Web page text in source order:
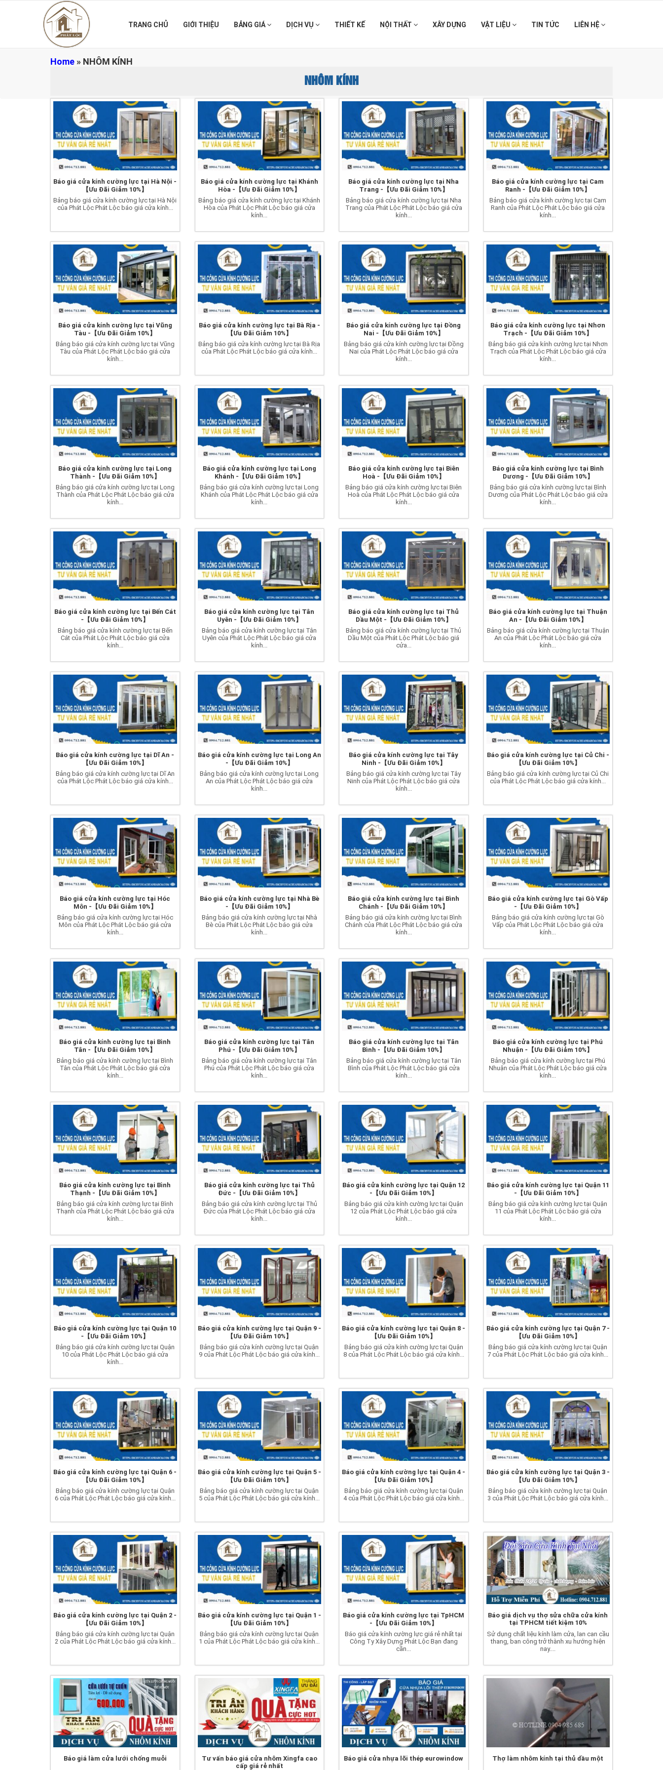
TRANG CHỦ GIỚI THIỆU BẢNG GIÁ DỊCH VỤ THIẾT KẾ NỘI THẤT XÂY DỰNG VẬT LIỆU TIN TỨC LIÊN HỆ
Home » NHÔM KÍNH
NHÔM KÍNH
Báo giá cửa kính cường lực tại Hà Nội -
【Ưu Đãi Giảm 10%】
Bảng báo giá cửa kính cường lực tại Hà Nội
của Phát Lộc Phát Lộc báo giá cửa kính...
Báo giá cửa kính cường lực tại Khánh
Hòa -【Ưu Đãi Giảm 10%】
Bảng báo giá cửa kính cường lực tại Khánh
Hòa của Phát Lộc Phát Lộc báo giá cửa
kính...
Báo giá cửa kính cường lực tại Nha
Trang -【Ưu Đãi Giảm 10%】
Bảng báo giá cửa kính cường lực tại Nha
Trang của Phát Lộc Phát Lộc báo giá cửa
kính...
Báo giá cửa kính cường lực tại Cam
Ranh -【Ưu Đãi Giảm 10%】
Bảng báo giá cửa kính cường lực tại Cam
Ranh của Phát Lộc Phát Lộc báo giá cửa
kính...
Báo giá cửa kính cường lực tại Vũng
Tàu -【Ưu Đãi Giảm 10%】
Bảng báo giá cửa kính cường lực tại Vũng
Tàu của Phát Lộc Phát Lộc báo giá cửa
kính...
Báo giá cửa kính cường lực tại Bà Rịa -
【Ưu Đãi Giảm 10%】
Bảng báo giá cửa kính cường lực tại Bà Rịa
của Phát Lộc Phát Lộc báo giá cửa kính...
Báo giá cửa kính cường lực tại Đồng
Nai -【Ưu Đãi Giảm 10%】
Bảng báo giá cửa kính cường lực tại Đồng
Nai của Phát Lộc Phát Lộc báo giá cửa
kính...
Báo giá cửa kính cường lực tại Nhơn
Trạch -【Ưu Đãi Giảm 10%】
Bảng báo giá cửa kính cường lực tại Nhơn
Trạch của Phát Lộc Phát Lộc báo giá cửa
kính...
Báo giá cửa kính cường lực tại Long
Thành -【Ưu Đãi Giảm 10%】
Bảng báo giá cửa kính cường lực tại Long
Thành của Phát Lộc Phát Lộc báo giá cửa
kính...
Báo giá cửa kính cường lực tại Long
Khánh -【Ưu Đãi Giảm 10%】
Bảng báo giá cửa kính cường lực tại Long
Khánh của Phát Lộc Phát Lộc báo giá cửa
kính...
Báo giá cửa kính cường lực tại Biên
Hoà -【Ưu Đãi Giảm 10%】
Bảng báo giá cửa kính cường lực tại Biên
Hoà của Phát Lộc Phát Lộc báo giá cửa
kính...
Báo giá cửa kính cường lực tại Bình
Dương -【Ưu Đãi Giảm 10%】
Bảng báo giá cửa kính cường lực tại Bình
Dương của Phát Lộc Phát Lộc báo giá cửa
kính...
Báo giá cửa kính cường lực tại Bến Cát
-【Ưu Đãi Giảm 10%】
Bảng báo giá cửa kính cường lực tại Bến
Cát của Phát Lộc Phát Lộc báo giá cửa
kính...
Báo giá cửa kính cường lực tại Tân
Uyên -【Ưu Đãi Giảm 10%】
Bảng báo giá cửa kính cường lực tại Tân
Uyên của Phát Lộc Phát Lộc báo giá cửa
kính...
Báo giá cửa kính cường lực tại Thủ
Dầu Một -【Ưu Đãi Giảm 10%】
Bảng báo giá cửa kính cường lực tại Thủ
Dầu Một của Phát Lộc Phát Lộc báo giá
cửa...
Báo giá cửa kính cường lực tại Thuận
An -【Ưu Đãi Giảm 10%】
Bảng báo giá cửa kính cường lực tại Thuận
An của Phát Lộc Phát Lộc báo giá cửa
kính...
Báo giá cửa kính cường lực tại Dĩ An -
【Ưu Đãi Giảm 10%】
Bảng báo giá cửa kính cường lực tại Dĩ An
của Phát Lộc Phát Lộc báo giá cửa kính...
Báo giá cửa kính cường lực tại Long An
-【Ưu Đãi Giảm 10%】
Bảng báo giá cửa kính cường lực tại Long
An của Phát Lộc Phát Lộc báo giá cửa
kính...
Báo giá cửa kính cường lực tại Tây
Ninh -【Ưu Đãi Giảm 10%】
Bảng báo giá cửa kính cường lực tại Tây
Ninh của Phát Lộc Phát Lộc báo giá cửa
kính...
Báo giá cửa kính cường lực tại Củ Chi -
【Ưu Đãi Giảm 10%】
Bảng báo giá cửa kính cường lực tại Củ Chi
của Phát Lộc Phát Lộc báo giá cửa kính...
Báo giá cửa kính cường lực tại Hóc
Môn -【Ưu Đãi Giảm 10%】
Bảng báo giá cửa kính cường lực tại Hóc
Môn của Phát Lộc Phát Lộc báo giá cửa
kính...
Báo giá cửa kính cường lực tại Nhà Bè
-【Ưu Đãi Giảm 10%】
Bảng báo giá cửa kính cường lực tại Nhà
Bè của Phát Lộc Phát Lộc báo giá cửa
kính...
Báo giá cửa kính cường lực tại Bình
Chánh -【Ưu Đãi Giảm 10%】
Bảng báo giá cửa kính cường lực tại Bình
Chánh của Phát Lộc Phát Lộc báo giá cửa
kính...
Báo giá cửa kính cường lực tại Gò Vấp
-【Ưu Đãi Giảm 10%】
Bảng báo giá cửa kính cường lực tại Gò
Vấp của Phát Lộc Phát Lộc báo giá cửa
kính...
Báo giá cửa kính cường lực tại Bình
Tân -【Ưu Đãi Giảm 10%】
Bảng báo giá cửa kính cường lực tại Bình
Tân của Phát Lộc Phát Lộc báo giá cửa
kính...
Báo giá cửa kính cường lực tại Tân
Phú -【Ưu Đãi Giảm 10%】
Bảng báo giá cửa kính cường lực tại Tân
Phú của Phát Lộc Phát Lộc báo giá cửa
kính...
Báo giá cửa kính cường lực tại Tân
Bình -【Ưu Đãi Giảm 10%】
Bảng báo giá cửa kính cường lực tại Tân
Bình của Phát Lộc Phát Lộc báo giá cửa
kính...
Báo giá cửa kính cường lực tại Phú
Nhuận -【Ưu Đãi Giảm 10%】
Bảng báo giá cửa kính cường lực tại Phú
Nhuận của Phát Lộc Phát Lộc báo giá cửa
kính...
Báo giá cửa kính cường lực tại Bình
Thạnh -【Ưu Đãi Giảm 10%】
Bảng báo giá cửa kính cường lực tại Bình
Thạnh của Phát Lộc Phát Lộc báo giá cửa
kính...
Báo giá cửa kính cường lực tại Thủ
Đức -【Ưu Đãi Giảm 10%】
Bảng báo giá cửa kính cường lực tại Thủ
Đức của Phát Lộc Phát Lộc báo giá cửa
kính...
Báo giá cửa kính cường lực tại Quận 12
-【Ưu Đãi Giảm 10%】
Bảng báo giá cửa kính cường lực tại Quận
12 của Phát Lộc Phát Lộc báo giá cửa
kính...
Báo giá cửa kính cường lực tại Quận 11
-【Ưu Đãi Giảm 10%】
Bảng báo giá cửa kính cường lực tại Quận
11 của Phát Lộc Phát Lộc báo giá cửa
kính...
Báo giá cửa kính cường lực tại Quận 10
-【Ưu Đãi Giảm 10%】
Bảng báo giá cửa kính cường lực tại Quận
10 của Phát Lộc Phát Lộc báo giá cửa
kính...
Báo giá cửa kính cường lực tại Quận 9 -
【Ưu Đãi Giảm 10%】
Bảng báo giá cửa kính cường lực tại Quận
9 của Phát Lộc Phát Lộc báo giá cửa kính...
Báo giá cửa kính cường lực tại Quận 8 -
【Ưu Đãi Giảm 10%】
Bảng báo giá cửa kính cường lực tại Quận
8 của Phát Lộc Phát Lộc báo giá cửa kính...
Báo giá cửa kính cường lực tại Quận 7 -
【Ưu Đãi Giảm 10%】
Bảng báo giá cửa kính cường lực tại Quận
7 của Phát Lộc Phát Lộc báo giá cửa kính...
Báo giá cửa kính cường lực tại Quận 6 -
【Ưu Đãi Giảm 10%】
Bảng báo giá cửa kính cường lực tại Quận
6 của Phát Lộc Phát Lộc báo giá cửa kính...
Báo giá cửa kính cường lực tại Quận 5 -
【Ưu Đãi Giảm 10%】
Bảng báo giá cửa kính cường lực tại Quận
5 của Phát Lộc Phát Lộc báo giá cửa kính...
Báo giá cửa kính cường lực tại Quận 4 -
【Ưu Đãi Giảm 10%】
Bảng báo giá cửa kính cường lực tại Quận
4 của Phát Lộc Phát Lộc báo giá cửa kính...
Báo giá cửa kính cường lực tại Quận 3 -
【Ưu Đãi Giảm 10%】
Bảng báo giá cửa kính cường lực tại Quận
3 của Phát Lộc Phát Lộc báo giá cửa kính...
Báo giá cửa kính cường lực tại Quận 2 -
【Ưu Đãi Giảm 10%】
Bảng báo giá cửa kính cường lực tại Quận
2 của Phát Lộc Phát Lộc báo giá cửa kính...
Báo giá cửa kính cường lực tại Quận 1 -
【Ưu Đãi Giảm 10%】
Bảng báo giá cửa kính cường lực tại Quận
1 của Phát Lộc Phát Lộc báo giá cửa kính...
Báo giá cửa kính cường lực tại TpHCM
-【Ưu Đãi Giảm 10%】
Báo giá cửa kính cường lực giá rẻ nhất tại
Công Ty Xây Dựng Phát Lộc Bạn đang
cần...
Báo giá dịch vụ thợ sửa chữa cửa kính
tại TPHCM tiết kiệm 10%
Sử dụng chất liệu kính làm cửa, lan can cầu
thang, ban công trở thành xu hướng hiện
nay....
Báo giá làm cửa lưới chống muỗi
Tư vấn báo giá cửa nhôm Xingfa cao
cấp giá rẻ nhất
Báo giá cửa nhựa lõi thép eurowindow Thợ làm nhôm kính tại thủ dầu một